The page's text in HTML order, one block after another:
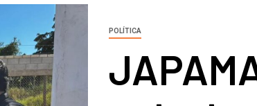
POLÍTICA